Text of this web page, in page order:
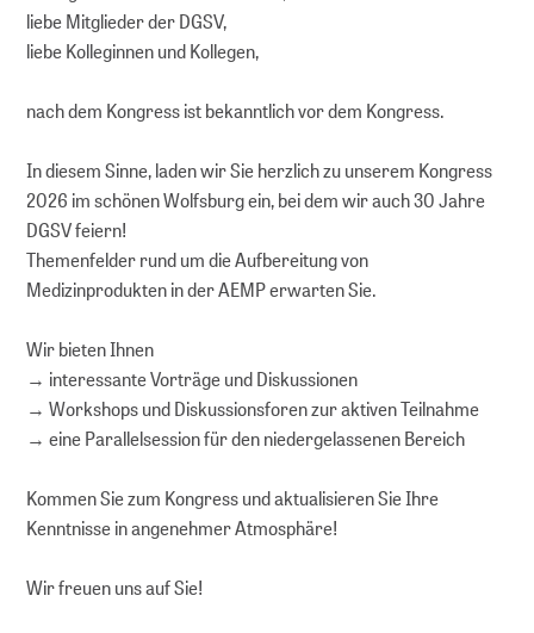
liebe Mitglieder der DGSV,
liebe Kolleginnen und Kollegen,
nach dem Kongress ist bekanntlich vor dem Kongress.
In diesem Sinne, laden wir Sie herzlich zu unserem Kongress
2026 im schönen Wolfsburg ein, bei dem wir auch 30 Jahre
DGSV feiern!
Themenfelder rund um die Aufbereitung von
Medizinprodukten in der AEMP erwarten Sie.
Wir bieten Ihnen
→ interessante Vorträge und Diskussionen
→ Workshops und Diskussionsforen zur aktiven Teilnahme
→ eine Parallelsession für den niedergelassenen Bereich
Kommen Sie zum Kongress und aktualisieren Sie Ihre
Kenntnisse in angenehmer Atmosphäre!
Wir freuen uns auf Sie!